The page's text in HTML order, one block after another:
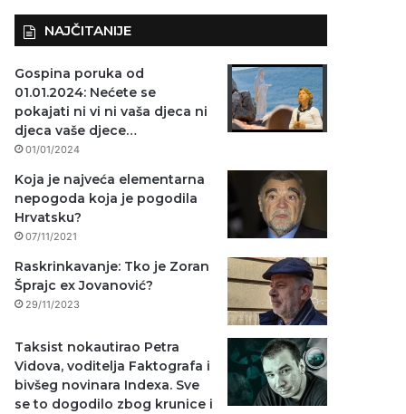
NAJČITANIJE
Gospina poruka od
01.01.2024: Nećete se
pokajati ni vi ni vaša djeca ni
djeca vaše djece…
01/01/2024
Koja je najveća elementarna
nepogoda koja je pogodila
Hrvatsku?
07/11/2021
Raskrinkavanje: Tko je Zoran
Šprajc ex Jovanović?
29/11/2023
Taksist nokautirao Petra
Vidova, voditelja Faktografa i
bivšeg novinara Indexa. Sve
se to dogodilo zbog krunice i